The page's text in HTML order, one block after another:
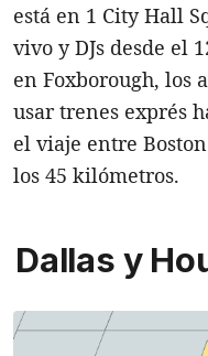
está en 1 City Hall
vivo y DJs desde el
en Foxborough, los
usar trenes exprés
el viaje entre
los 45 kilómetros.
Dallas y